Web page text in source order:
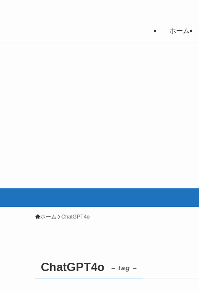
ホーム
ホーム ChatGPT4o
ChatGPT4o – tag –